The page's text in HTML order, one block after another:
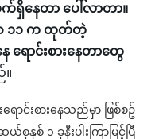
နေတာ ပေါ်လာတာ။
၁၁ က ထုတ်တဲ့
ောင်းစားနေတာတွေ
းစားနေသည်မှာ ဖြစ်စဥ်
စ် ၁ ခုနီးပါးကြာမြင့်ပြီ